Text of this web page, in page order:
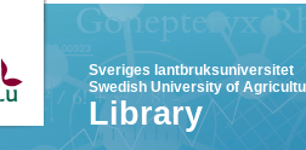
Sveriges lantbruksuniversitet
Swedish University of
Library